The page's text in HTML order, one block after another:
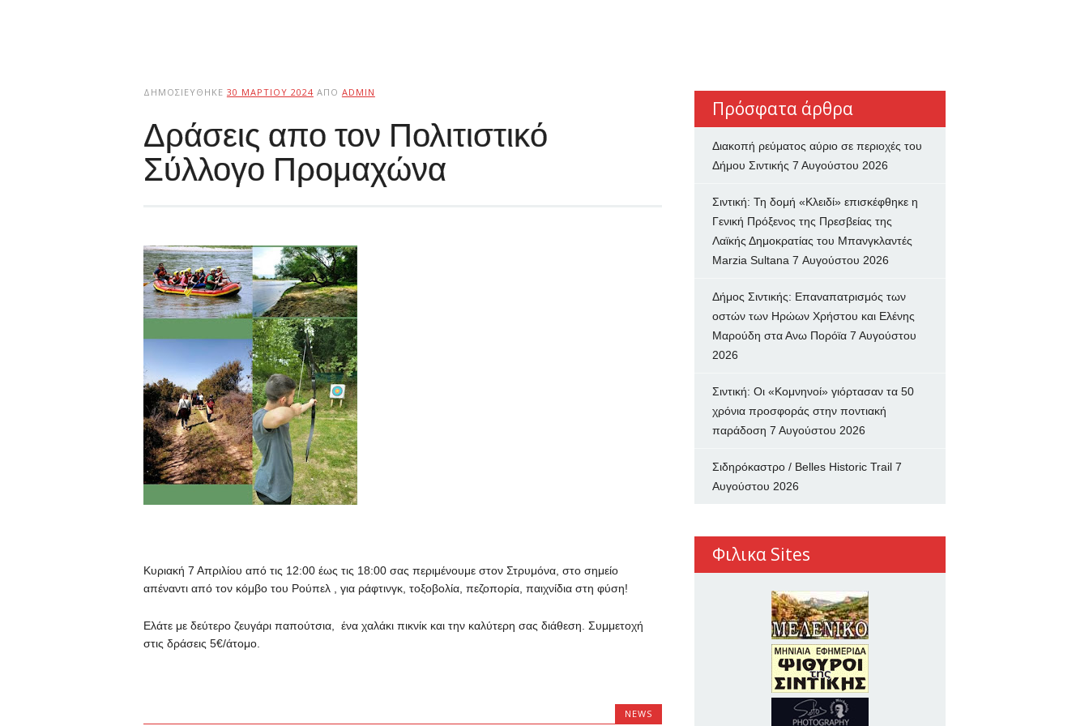
ΔΗΜΟΣΙΕΎΘΗΚΕ 30 ΜΑΡΤΊΟΥ 2024 ΑΠΌ ADMIN
Δράσεις απο τον Πολιτιστικό
Σύλλογο Προμαχώνα
Κυριακή 7 Απριλίου από τις 12:00 έως τις 18:00 σας περιμένουμε στον Στρυμόνα, στο σημείο
απέναντι από τον κόμβο του Ρούπελ , για ράφτινγκ, τοξοβολία, πεζοπορία, παιχνίδια στη φύση!
Ελάτε με δεύτερο ζευγάρι παπούτσια, ένα χαλάκι πικνίκ και την καλύτερη σας διάθεση. Συμμετοχή
στις δράσεις 5€/άτομο.
NEWS
Πρόσφατα άρθρα
Διακοπή ρεύματος αύριο σε περιοχές του
Δήμου Σιντικής 7 Αυγούστου 2026
Σιντική: Τη δομή «Κλειδί» επισκέφθηκε η
Γενική Πρόξενος της Πρεσβείας της
Λαϊκής Δημοκρατίας του Μπανγκλαντές
Marzia Sultana 7 Αυγούστου 2026
Δήμος Σιντικής: Επαναπατρισμός των
oστών των Ηρώων Χρήστου και Ελένης
Μαρούδη στα Ανω Πορόϊα 7 Αυγούστου
2026
Σιντική: Οι «Κομνηνοί» γιόρτασαν τα 50
χρόνια προσφοράς στην ποντιακή
παράδοση 7 Αυγούστου 2026
Σιδηρόκαστρο / Belles Historic Trail 7
Αυγούστου 2026
Φιλικα Sites